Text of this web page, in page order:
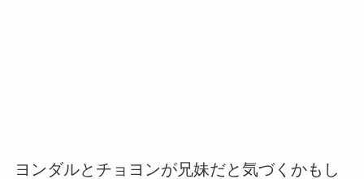
ヨンダルとチョヨンが兄妹だと気づくかもし